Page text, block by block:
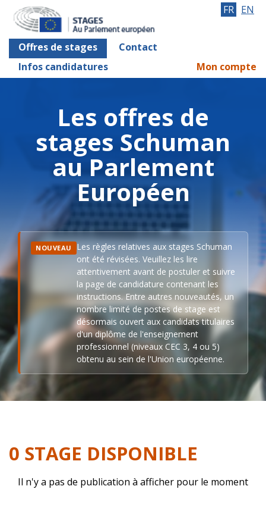
Offres de stages
Contact
Infos candidatures
FR EN
Mon compte
Les offres de
stages Schuman
au Parlement
Européen
NOUVEAU
Les règles relatives aux stages Schuman
ont été révisées. Veuillez les lire
attentivement avant de postuler et suivre
la page de candidature contenant les
instructions. Entre autres nouveautés, un
nombre limité de postes de stage est
désormais ouvert aux candidats titulaires
d'un diplôme de l'enseignement
professionnel (niveaux CEC 3, 4 ou 5)
obtenu au sein de l'Union européenne.
0 STAGE DISPONIBLE
Il n'y a pas de publication à afficher pour le moment